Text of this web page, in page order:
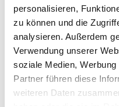
personalisieren,
zu können und die
analysieren. Außerdem
Verwendung unserer
soziale Medien,
Partner führen diese
weiteren Daten
Sofort